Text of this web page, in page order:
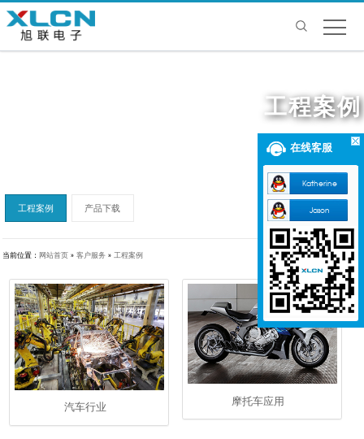
工程案例
工程案例 产品下载
当前位置： 网站首页» 客户服务» 工程案例
汽车行业
摩托车应用
在线客服
Katherine
Jason